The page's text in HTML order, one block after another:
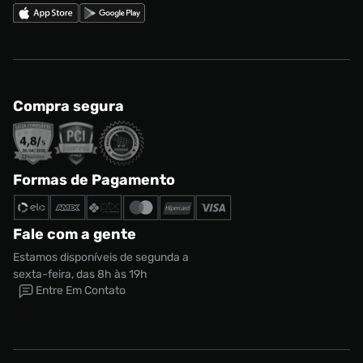
Compra segura
Formas de Pagamento
Fale com a gente
Estamos disponíveis de segunda a
sexta-feira, das 8h às 19h
Entre Em Contato